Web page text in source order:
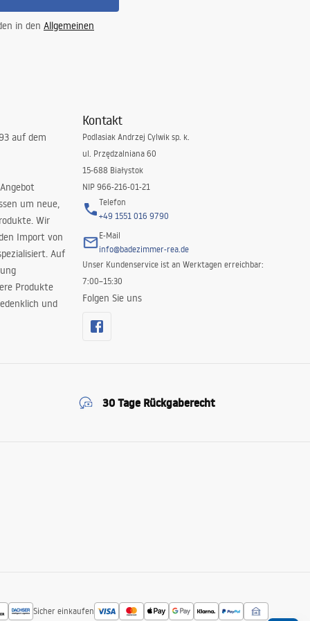
in den Allgemeinen
auf dem
um neue,
Wir
Import von
Auf
Produkte
und
Kontakt
Podlasiak Andrzej Cylwik sp. k.
ul. Przędzalniana 60
15-688 Białystok
NIP 966-216-01-21
Telefon
+49 1551 016 9790
E-Mail
info@badezimmer-rea.de
Unser Kundenservice ist an Werktagen erreichbar:
7:00–15:30
Folgen Sie uns
30 Tage Rückgaberecht
Sicher einkaufen